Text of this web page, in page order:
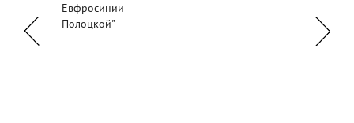
Евфросинии
Полоцкой"